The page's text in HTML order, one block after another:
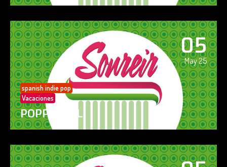
05
May 25
spanish indie pop
Vacaciones
POPPY GIRL